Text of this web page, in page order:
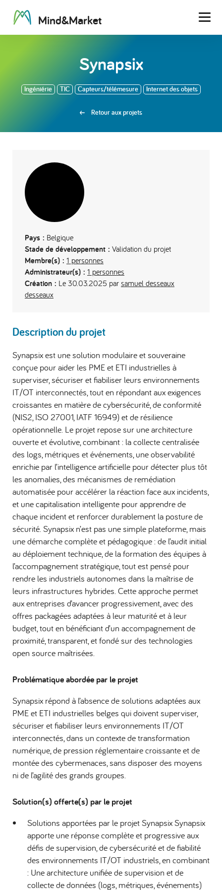
Mind&Market
Synapsix
Ingéniérie TIC Capteurs/télémesure Internet des objets
Retour aux projets
Pays : Belgique
Stade de développement : Validation du projet
Membre(s) : 1 personnes
Administrateur(s) : 1 personnes
Création : Le 30.03.2025 par samuel desseaux
desseaux
Description du projet
Synapsix est une solution modulaire et souveraine
conçue pour aider les PME et ETI industrielles à
superviser, sécuriser et fiabiliser leurs environnements
IT/OT interconnectés, tout en répondant aux exigences
croissantes en matière de cybersécurité, de conformité
(NIS2, ISO 27001, IATF 16949) et de résilience
opérationnelle. Le projet repose sur une architecture
ouverte et évolutive, combinant : la collecte centralisée
des logs, métriques et événements, une observabilité
enrichie par l’intelligence artificielle pour détecter plus tôt
les anomalies, des mécanismes de remédiation
automatisée pour accélérer la réaction face aux incidents,
et une capitalisation intelligente pour apprendre de
chaque incident et renforcer durablement la posture de
sécurité. Synapsix n’est pas une simple plateforme, mais
une démarche complète et pédagogique : de l’audit initial
au déploiement technique, de la formation des équipes à
l’accompagnement stratégique, tout est pensé pour
rendre les industriels autonomes dans la maîtrise de
leurs infrastructures hybrides. Cette approche permet
aux entreprises d’avancer progressivement, avec des
offres packagées adaptées à leur maturité et à leur
budget, tout en bénéficiant d’un accompagnement de
proximité, transparent, et fondé sur des technologies
open source maîtrisées.
Problématique abordée par le projet
Synapsix répond à l’absence de solutions adaptées aux
PME et ETI industrielles belges qui doivent superviser,
sécuriser et fiabiliser leurs environnements IT/OT
interconnectés, dans un contexte de transformation
numérique, de pression réglementaire croissante et de
montée des cybermenaces, sans disposer des moyens
ni de l’agilité des grands groupes.
Solution(s) offerte(s) par le projet
Solutions apportées par le projet Synapsix Synapsix
apporte une réponse complète et progressive aux
défis de supervision, de cybersécurité et de fiabilité
des environnements IT/OT industriels, en combinant
: Une architecture unifiée de supervision et de
collecte de données (logs, métriques, événements)